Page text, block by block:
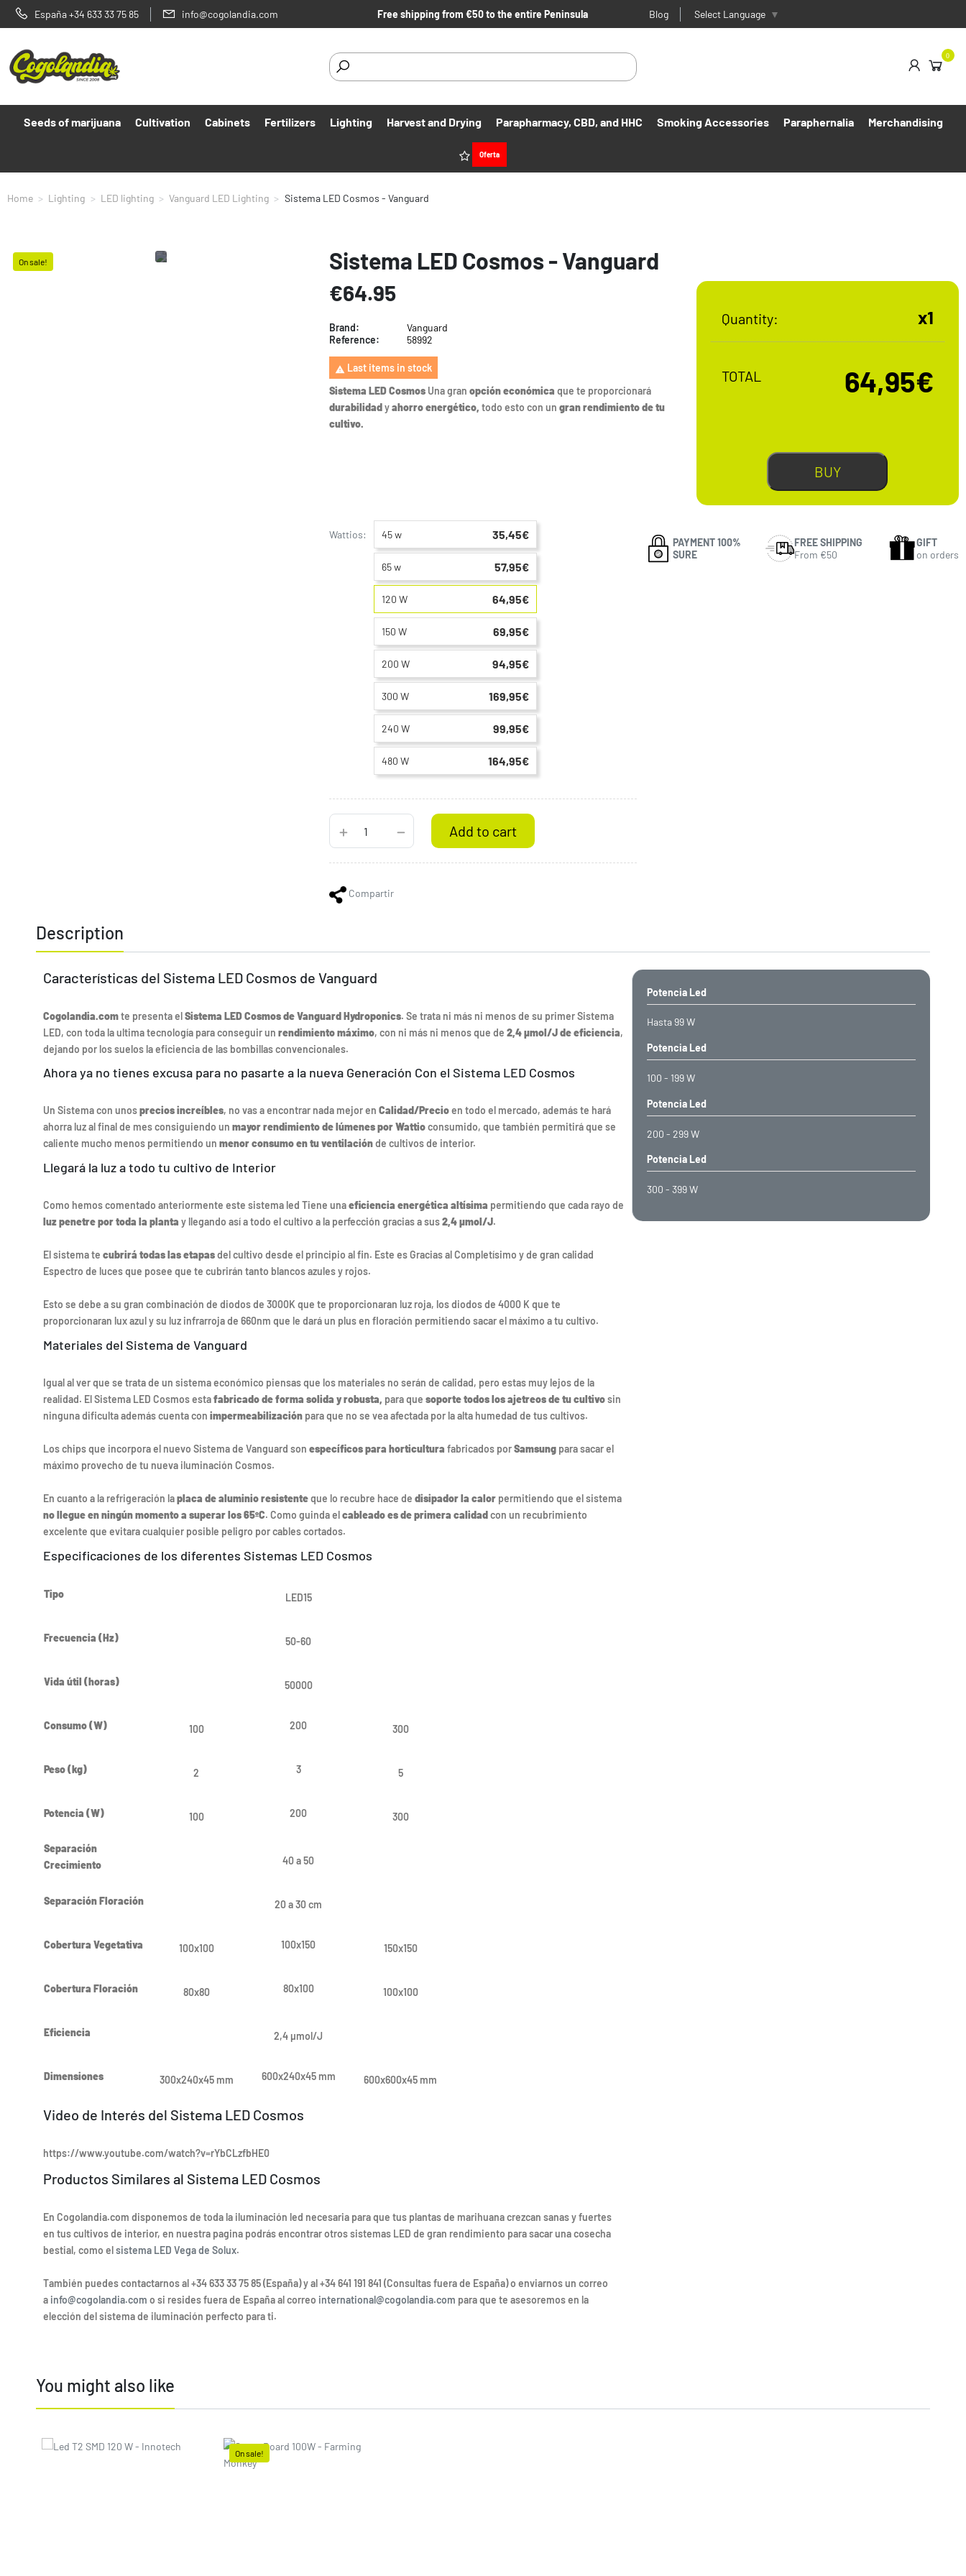
España +34 633 33 75 85 info@cogolandia.com Free shipping from €50 to the entire Peninsula Blog Select Language ▼
0
Seeds of marijuana Cultivation Cabinets Fertilizers Lighting Harvest and Drying Parapharmacy, CBD, and HHC Smoking Accessories Paraphernalia Merchandising
Offers
Oferta
Home Lighting LED lighting Vanguard LED Lighting Sistema LED Cosmos - Vanguard
On sale! Sistema LED Cosmos - Vanguard
€64.95
Brand:
Vanguard
Reference:
58992
 Last items in stock
Sistema LED CosmosUna gran opción económica que te proporcionará
durabilidadyahorro energético, todo esto con un gran rendimiento de tu
cultivo.
Quantity: x1
TOTAL 64,95€
BUY
Wattios: 45 w 35,45€
65 w 57,95€
120 W 64,95€
150 W 69,95€
200 W 94,95€
300 W 169,95€
240 W 99,95€
480 W 164,95€
Add to cart
Compartir
PAYMENT 100%
SURE
FREE SHIPPING
From €50
GIFT
on orders
Description
Características del Sistema LED Cosmos de Vanguard
Cogolandia.comte presenta elSistema LED Cosmos de Vanguard Hydroponics. Se trata ni más ni menos de su primer Sistema
LED, con toda la ultima tecnología para conseguir un rendimiento máximo, con ni más ni menos que de 2,4 µmol/J de eficiencia,
dejando por los suelos la eficiencia de las bombillas convencionales.
Ahora ya no tienes excusa para no pasarte a la nueva Generación Con el Sistema LED Cosmos
Un Sistema con unosprecios increíbles, no vas a encontrar nada mejor en Calidad/Precioen todo el mercado, además te hará
ahorra luz al final de mes consiguiendo un mayor rendimiento de lúmenes por Wattioconsumido, que también permitirá que se
caliente mucho menos permitiendo un menor consumo en tu ventilaciónde cultivos de interior.
Llegará la luz a todo tu cultivo de Interior
Como hemos comentado anteriormente este sistema led Tiene unaeficiencia energética altísima permitiendo que cada rayo de
luz penetre por toda la planta y llegando así a todo el cultivo a la perfección gracias a sus2,4 µmol/J.
El sistema te cubrirá todas las etapasdel cultivo desde el principio al fin. Este es Gracias al Completísimo y de gran calidad
Espectro de luces que posee que te cubrirán tanto blancos azules y rojos.
Esto se debe a su gran combinación de diodos de 3000K que te proporcionaran luz roja, los diodos de 4000 K que te
proporcionaran lux azul y su luz infrarroja de 660nm que le dará un plus en floración permitiendo sacar el máximo a tu cultivo.
Materiales del Sistema de Vanguard
Igual al ver que se trata de un sistema económico piensas que los materiales no serán de calidad, pero estas muy lejos de la
realidad. El Sistema LED Cosmos estafabricado de forma solida y robusta, para que soporte todos los ajetreos de tu cultivosin
ninguna dificulta además cuenta con impermeabilización para que no se vea afectada por la alta humedad de tus cultivos.
Los chips que incorpora el nuevo Sistema de Vanguard son específicos para horticultura fabricados porSamsung para sacar el
máximo provecho de tu nueva iluminación Cosmos.
En cuanto a la refrigeración laplaca de aluminio resistenteque lo recubre hace de disipador la calor permitiendo que el sistema
no llegue en ningún momento a superar los 65ºC. Como guinda elcableado es de primera calidadcon un recubrimiento
excelente que evitara cualquier posible peligro por cables cortados.
Especificaciones de los diferentes Sistemas LED Cosmos
Tipo LED15
Frecuencia (Hz) 50-60
Vida útil (horas) 50000
Consumo (W) 100 200 300
Peso (kg) 2 3 5
Potencia (W) 100 200 300
Separación
Crecimiento
40 a 50
Separación Floración 20 a 30 cm
Cobertura Vegetativa 100x100 100x150 150x150
Cobertura Floración 80x80 80x100 100x100
Eficiencia 2,4 µmol/J
Dimensiones 300x240x45 mm 600x240x45 mm 600x600x45 mm
Video de Interés del Sistema LED Cosmos
https://www.youtube.com/watch?v=rYbCLzfbHE0
Productos Similares al Sistema LED Cosmos
En Cogolandia.com disponemos de toda la iluminación led necesaria para que tus plantas de marihuana crezcan sanas y fuertes
en tus cultivos de interior, en nuestra pagina podrás encontrar otros sistemas LED de gran rendimiento para sacar una cosecha
bestial, como elsistema LED Vega de Solux.
También puedes contactarnos al +34 633 33 75 85 (España) y al +34 641 191 841 (Consultas fuera de España) o enviarnos un correo
a info@cogolandia.com o si resides fuera de España al correo international@cogolandia.com para que te asesoremos en la
elección del sistema de iluminación perfecto para ti.
Potencia Led
Hasta 99 W
Potencia Led
100 - 199 W
Potencia Led
200 - 299 W
Potencia Led
300 - 399 W
You might also like
Price On sale!